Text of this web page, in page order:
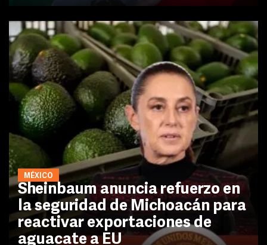
MÉXICO
Sheinbaum anuncia refuerzo en
la seguridad de Michoacán para
reactivar exportaciones de
aguacate a EU